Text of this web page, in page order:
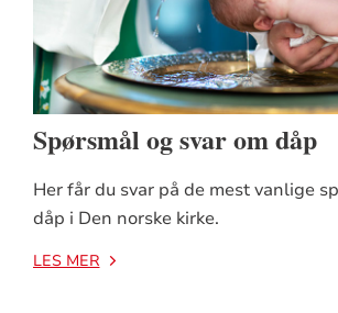
Spørsmål og svar om dåp
Her får du svar på de mest vanlige
dåp i Den norske kirke.
LES MER